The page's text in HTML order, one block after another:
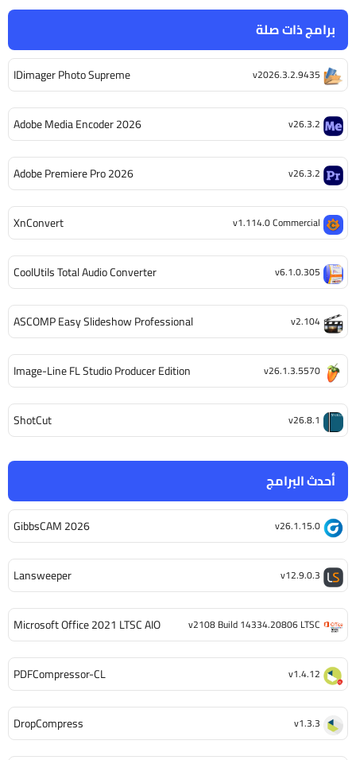
أحدث البرامج
GibbsCAM 2026 v26.1.15.0
Lansweeper v12.9.0.3
Microsoft Office 2021 LTSC AIO v2108 Build 14334.20806 LTSC
PDFCompressor-CL v1.4.12
DropCompress v1.3.3
برامج ذات صلة
IDimager Photo Supreme v2026.3.2.9435
Adobe Media Encoder 2026 v26.3.2
Adobe Premiere Pro 2026 v26.3.2
XnConvert v1.114.0 Commercial
CoolUtils Total Audio Converter v6.1.0.305
ASCOMP Easy Slideshow Professional v2.104
Image-Line FL Studio Producer Edition v26.1.3.5570
ShotCut v26.8.1